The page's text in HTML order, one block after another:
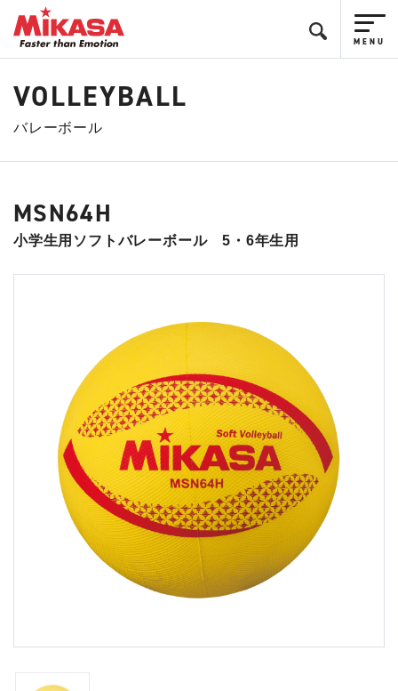
VOLLEYBALL
バレーボール
MSN64H
小学生用ソフトバレーボール 5・6年生用